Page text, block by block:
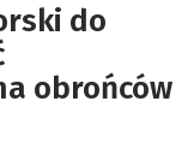
do
obrońców